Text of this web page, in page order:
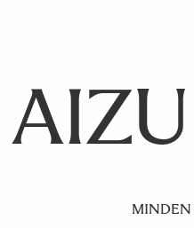
MINDEN